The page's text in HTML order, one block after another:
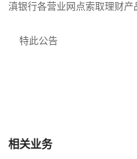
滇银行各营业网点索取理财产
特此公告
相关业务